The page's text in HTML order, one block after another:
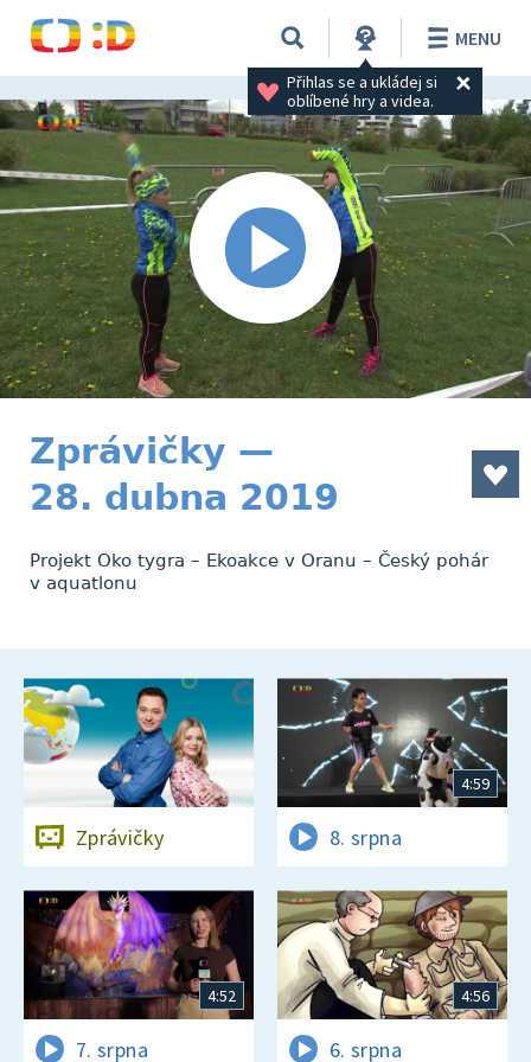
Přihlas se a ukládej si
oblíbené hry a videa.
MENU
Zprávičky —
28. dubna 2019
Projekt Oko tygra – Ekoakce v Oranu – Český pohár
v aquatlonu
Zprávičky
4:59
8. srpna
4:52
7. srpna
4:56
6. srpna